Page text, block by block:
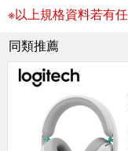
※以上規格資料若有
同類推薦